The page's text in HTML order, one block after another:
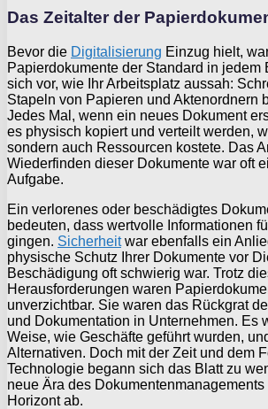
Das Zeitalter der
Bevor die Digitalisierung Einzug hielt,
Papierdokumente der Standard in jedem
sich vor, wie Ihr Arbeitsplatz aussah:
Stapeln von Papieren und Aktenordnern
Jedes Mal, wenn ein neues Dokument
es physisch kopiert und verteilt werden,
sondern auch Ressourcen kostete. Das
Wiederfinden dieser Dokumente war oft
Aufgabe.
Ein verlorenes oder beschädigtes
bedeuten, dass wertvolle Informationen
gingen. Sicherheitwar ebenfalls ein
physische Schutz Ihrer Dokumente vor
Beschädigung oft schwierig war. Trotz
Herausforderungen waren
unverzichtbar. Sie waren das Rückgrat
und Dokumentation in Unternehmen. Es
Weise, wie Geschäfte geführt wurden,
Alternativen. Doch mit der Zeit und dem
Technologie begann sich das Blatt zu
neue Ära des
Horizont ab.